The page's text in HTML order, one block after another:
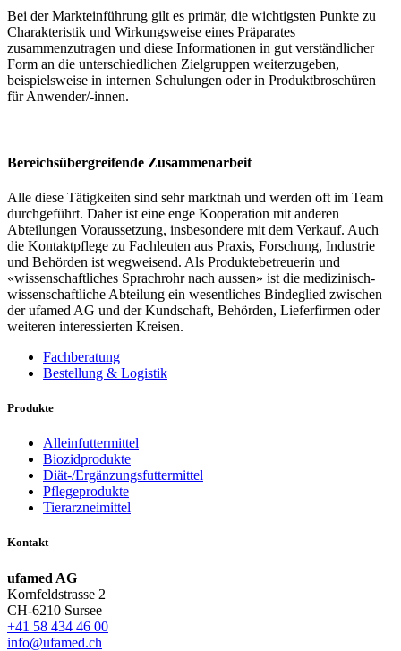
Bei der Markteinführung gilt es primär, die wichtigsten Punkte zu
Charakteristik und Wirkungsweise eines Präparates
zusammenzutragen und diese Informationen in gut verständlicher
Form an die unterschiedlichen Zielgruppen weiterzugeben,
beispielsweise in internen Schulungen oder in Produktbroschüren
für Anwender/-innen.
Bereichsübergreifende Zusammenarbeit
Alle diese Tätigkeiten sind sehr marktnah und werden oft im Team
durchgeführt. Daher ist eine enge Kooperation mit anderen
Abteilungen Voraussetzung, insbesondere mit dem Verkauf. Auch
die Kontaktpflege zu Fachleuten aus Praxis, Forschung, Industrie
und Behörden ist wegweisend. Als Produktebetreuerin und
«wissenschaftliches Sprachrohr nach aussen» ist die medizinisch-
wissenschaftliche Abteilung ein wesentliches Bindeglied zwischen
der ufamed AG und der Kundschaft, Behörden, Lieferfirmen oder
weiteren interessierten Kreisen.
Fachberatung
Bestellung & Logistik
Produkte
Alleinfuttermittel
Biozidprodukte
Diät-/Ergänzungsfuttermittel
Pflegeprodukte
Tierarzneimittel
Kontakt
ufamed AG
Kornfeldstrasse 2
CH-6210 Sursee
+41 58 434 46 00
info@ufamed.ch